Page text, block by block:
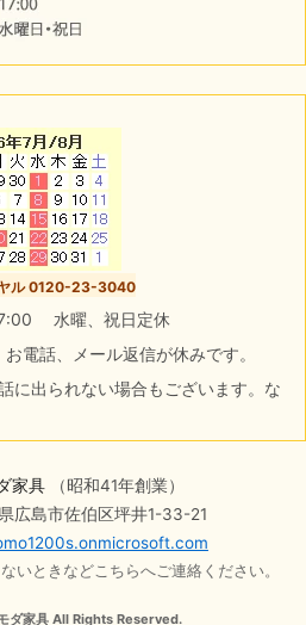
ル 0120-23-3040
水曜、祝日定休
電話、メール返信が休みです。
に出られない場合もございます。な
家具（昭和41年創業）
広島市佐伯区坪井1-33-21
いときなどこちらへご連絡ください。
ダ家具 All Rights Reserved.